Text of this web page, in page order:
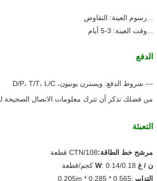
رسوم العينة: التفاوض
وقت العينة: 3-5 أيام
الدفع
--- شروط الدفع: ويسترن يونيون، D/P، T/T، L/C
من فضلك تذكر أن تترك معلومات الاتصال الصحيحة
التعبئة
مرشح خط الطاقة:CTN/108 قطعة
ن / غ W : 0.14/0.18 كجم/قطعة
التدابير :0.565 * 0.285 * 0.205m